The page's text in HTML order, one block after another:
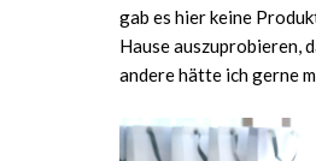
gab es hier keine
Hause auszuprobieren,
andere hätte ich gerne